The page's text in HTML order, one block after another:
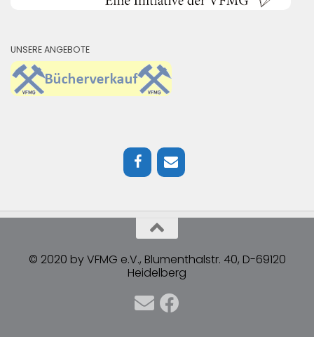
UNSERE ANGEBOTE
© 2020 by VFMG e.V., Blumenthalstr. 40, D-69120
Heidelberg